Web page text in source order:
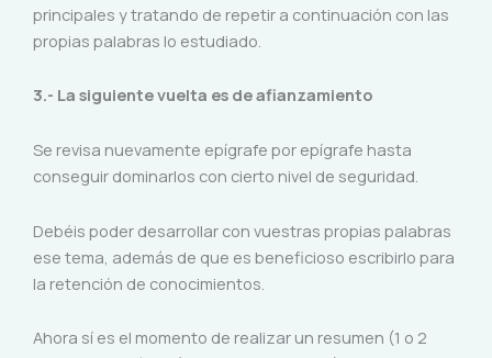
principales y tratando de repetir a continuación con las
propias palabras lo estudiado.
3.- La siguiente vuelta es de afianzamiento
Se revisa nuevamente epígrafe por epígrafe hasta
conseguir dominarlos con cierto nivel de seguridad.
Debéis poder desarrollar con vuestras propias palabras
ese tema, además de que es beneficioso escribirlo para
la retención de conocimientos.
Ahora sí es el momento de realizar un resumen (1 o 2